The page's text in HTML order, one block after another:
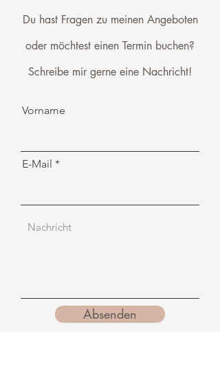
Du hast Fragen zu meinen Angeboten
oder möchtest einen Termin buchen?
Schreibe mir gerne eine Nachricht!
Vorname
E-Mail
Absenden